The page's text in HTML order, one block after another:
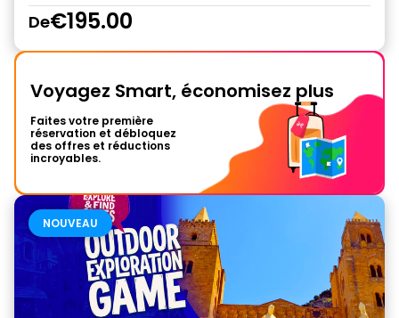
De€195.00
Voyagez Smart, économisez plus
Faites votre première
réservation et débloquez
des offres et réductions
incroyables.
NOUVEAU